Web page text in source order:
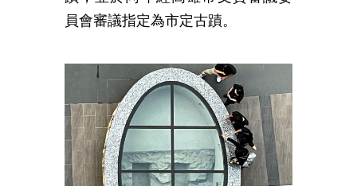
員會審議指定為市定古蹟。